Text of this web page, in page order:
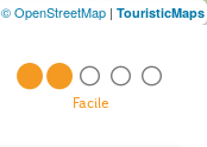
Facile
© OpenStreetMap | TouristicMaps